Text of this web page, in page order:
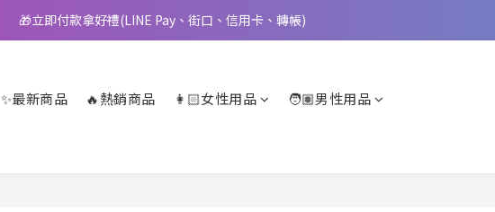
📢 邀您立即享樂，現在加入會員就送🪙80元購物金
🎁立即付款拿好禮(LINE Pay、街口、信用卡、轉帳)
✨最新商品 🔥熱銷商品 👩🏻女性用品
🧑🏽男性用品